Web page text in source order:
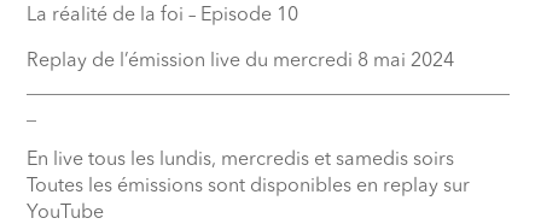
La réalité de la foi – Episode 10
Replay de l’émission live du mercredi 8 mai 2024
En live tous les lundis, mercredis et samedis soirs
Toutes les émissions sont disponibles en replay sur
YouTube